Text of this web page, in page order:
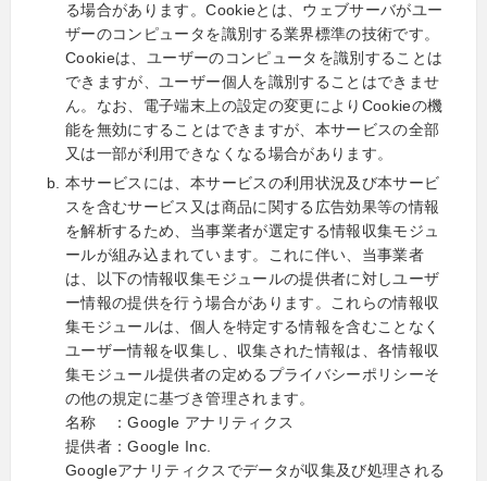
る場合があります。Cookieとは、ウェブサーバがユー
ザーのコンピュータを識別する業界標準の技術です。
Cookieは、ユーザーのコンピュータを識別することは
できますが、ユーザー個人を識別することはできませ
ん。なお、電子端末上の設定の変更によりCookieの機
能を無効にすることはできますが、本サービスの全部
又は一部が利用できなくなる場合があります。
本サービスには、本サービスの利用状況及び本サービ
スを含むサービス又は商品に関する広告効果等の情報
を解析するため、当事業者が選定する情報収集モジュ
ールが組み込まれています。これに伴い、当事業者
は、以下の情報収集モジュールの提供者に対しユーザ
ー情報の提供を行う場合があります。これらの情報収
集モジュールは、個人を特定する情報を含むことなく
ユーザー情報を収集し、収集された情報は、各情報収
集モジュール提供者の定めるプライバシーポリシーそ
の他の規定に基づき管理されます。
名称 ：Google アナリティクス
提供者：Google Inc.
Googleアナリティクスでデータが収集及び処理される